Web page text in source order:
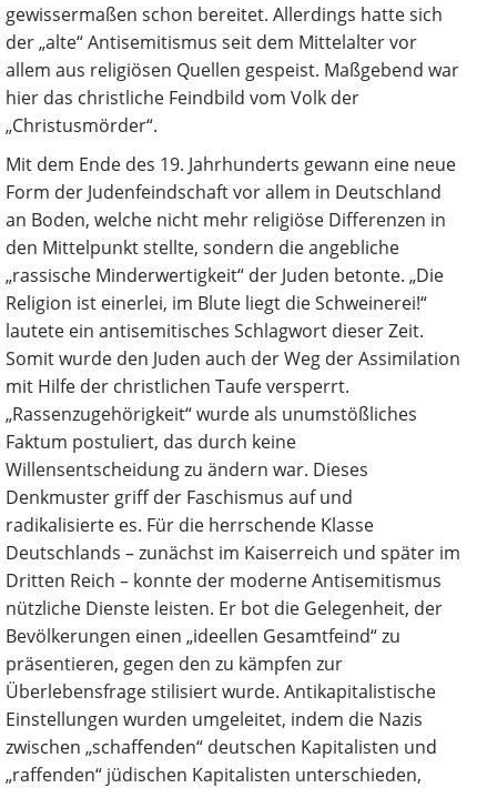
gewissermaßen schon bereitet. Allerdings hatte sich
der „alte“ Antisemitismus seit dem Mittelalter vor
allem aus religiösen Quellen gespeist. Maßgebend war
hier das christliche Feindbild vom Volk der
„Christusmörder“.
Mit dem Ende des 19. Jahrhunderts gewann eine neue
Form der Judenfeindschaft vor allem in Deutschland
an Boden, welche nicht mehr religiöse Differenzen in
den Mittelpunkt stellte, sondern die angebliche
„rassische Minderwertigkeit“ der Juden betonte. „Die
Religion ist einerlei, im Blute liegt die Schweinerei!“
lautete ein antisemitisches Schlagwort dieser Zeit.
Somit wurde den Juden auch der Weg der Assimilation
mit Hilfe der christlichen Taufe versperrt.
„Rassenzugehörigkeit“ wurde als unumstößliches
Faktum postuliert, das durch keine
Willensentscheidung zu ändern war. Dieses
Denkmuster griff der Faschismus auf und
radikalisierte es. Für die herrschende Klasse
Deutschlands – zunächst im Kaiserreich und später im
Dritten Reich – konnte der moderne Antisemitismus
nützliche Dienste leisten. Er bot die Gelegenheit, der
Bevölkerungen einen „ideellen Gesamtfeind“ zu
präsentieren, gegen den zu kämpfen zur
Überlebensfrage stilisiert wurde. Antikapitalistische
Einstellungen wurden umgeleitet, indem die Nazis
zwischen „schaffenden“ deutschen Kapitalisten und
„raffenden“ jüdischen Kapitalisten unterschieden,